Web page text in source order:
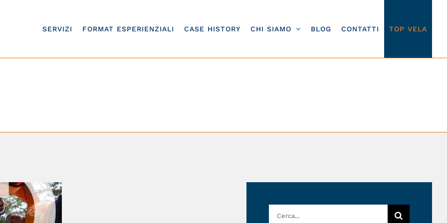
SERVIZI FORMAT ESPERIENZIALI CASE HISTORY CHI SIAMO BLOG CONTATTI TOP VELA
Cerca